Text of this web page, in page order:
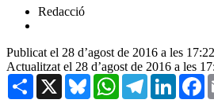
Redacció
Publicat el 28 d’agost de 2016 a les 17:22
Actualitzat el 28 d’agost de 2016 a les
Share X BlueskyWhatsAppTelegram